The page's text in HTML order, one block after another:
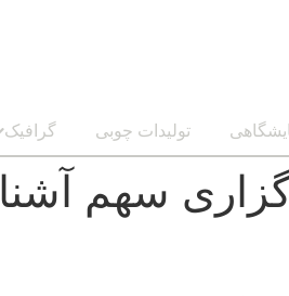
تولیدات چوبی گرافیک
سهم آشنا